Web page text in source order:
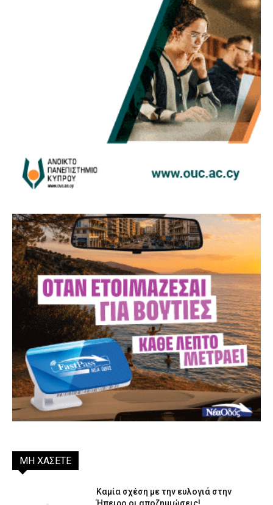
ΜΗ ΧΑΣΕΤΕ
Καμία σχέση με την ευλογιά στην
Ήπειρο οι αποζημιώσεις!